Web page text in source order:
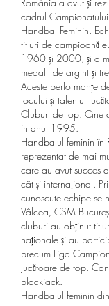
cadrul
Handbal Feminin.
titluri de campioană
1960 și 2000, și a
medalii de argint și
Aceste performanțe
jocului și talentul
Cluburi de top. Cine
in anul 1995.
Handbalul feminin în
reprezentat de mai
care au avut succes
cât și internațional.
cunoscute echipe se
Vâlcea, CSM
cluburi au obținut
naționale și au
precum Liga
Jucătoare de top.
blackjack.
Handbalul feminin